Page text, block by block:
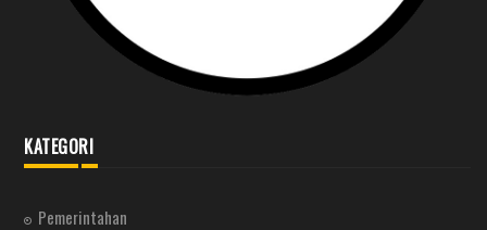
KATEGORI
Pemerintahan